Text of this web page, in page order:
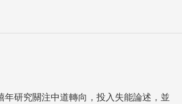
研究關注中道轉向，投入失能論述，並